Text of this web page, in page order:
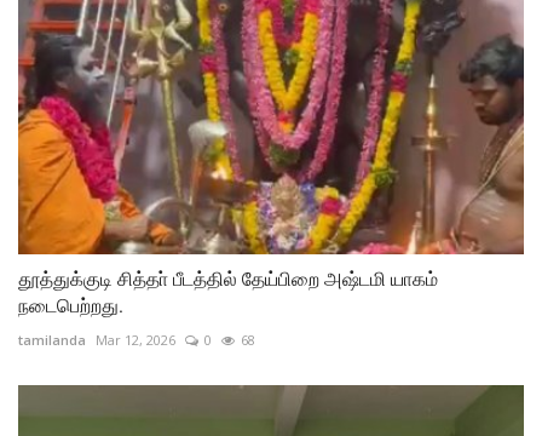
தூத்துக்குடி சித்தா் பீடத்தில் தேய்பிறை அஷ்டமி யாகம்
நடைபெற்றது.
tamilanda Mar 12, 2026 0 68